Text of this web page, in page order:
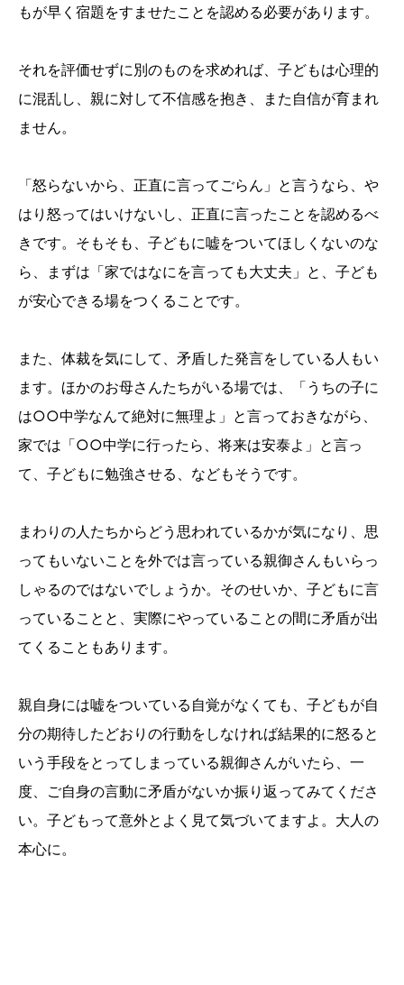
もが早く宿題をすませたことを認める必要があります。
それを評価せずに別のものを求めれば、子どもは心理的
に混乱し、親に対して不信感を抱き、また自信が育まれ
ません。
「怒らないから、正直に言ってごらん」と言うなら、や
はり怒ってはいけないし、正直に言ったことを認めるべ
きです。そもそも、子どもに嘘をついてほしくないのな
ら、まずは「家ではなにを言っても大丈夫」と、子ども
が安心できる場をつくることです。
また、体裁を気にして、矛盾した発言をしている人もい
ます。ほかのお母さんたちがいる場では、「うちの子に
は○○中学なんて絶対に無理よ」と言っておきながら、
家では「○○中学に行ったら、将来は安泰よ」と言っ
て、子どもに勉強させる、などもそうです。
まわりの人たちからどう思われているかが気になり、思
ってもいないことを外では言っている親御さんもいらっ
しゃるのではないでしょうか。そのせいか、子どもに言
っていることと、実際にやっていることの間に矛盾が出
てくることもあります。
親自身には嘘をついている自覚がなくても、子どもが自
分の期待したどおりの行動をしなければ結果的に怒ると
いう手段をとってしまっている親御さんがいたら、一
度、ご自身の言動に矛盾がないか振り返ってみてくださ
い。子どもって意外とよく見て気づいてますよ。大人の
本心に。